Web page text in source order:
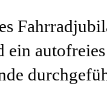
ein autofreies